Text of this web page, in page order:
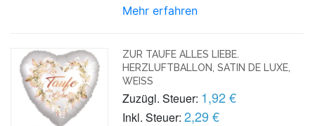
Mehr erfahren
ZUR TAUFE ALLES LIEBE.
HERZLUFTBALLON, SATIN DE LUXE,
WEISS
Zuzügl. Steuer: 1,92 €
Inkl. Steuer: 2,29 €